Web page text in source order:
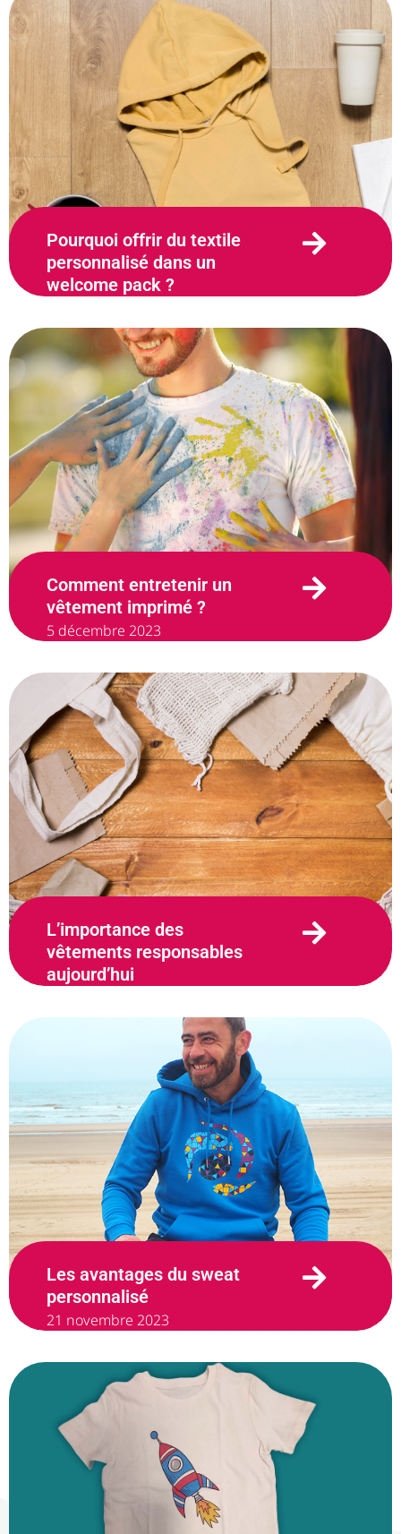
Pourquoi offrir du textile
personnalisé dans un
welcome pack ?
Comment entretenir un
vêtement imprimé ?
5 décembre 2023
L’importance des
vêtements responsables
aujourd’hui
Les avantages du sweat
personnalisé
21 novembre 2023